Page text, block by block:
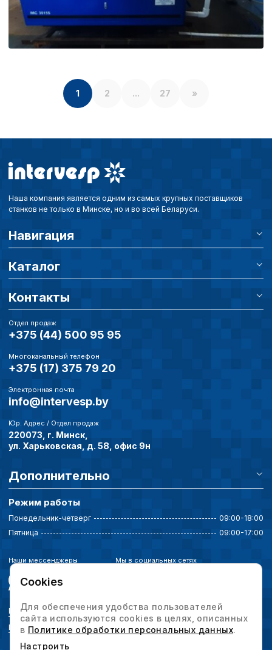
1 2 ... 27 »
Наша компания является одним из самых крупных поставщиков
станков не только в Минске, но и во всей Беларуси.
Навигация
Каталог
Контакты
Отдел продаж
+375 (44) 500 95 95
Многоканальный телефон
+375 (17) 375 79 20
Электронная почта
info@intervesp.by
Юр. Адрес / Отдел продаж
220073, г. Минск,
ул. Харьковская, д. 58, офис 9н
Дополнительно
Режим работы
Понедельник-четверг
09:00-18:00
Пятница
09:00-17:00
Наши мессенджеры Мы в социальных сетях
Политика конфиденциальности
Выбор настроек cookie
Cookies
Для обеспечения удобства пользователей
сайта используются cookies в целях, описанных
в Политике обработки персональных данных.
Настроить